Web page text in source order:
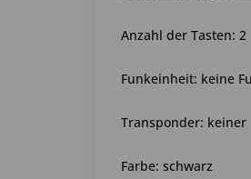
Anzahl der Tasten: 2
Funkeinheit: keine
Transponder: keiner
Farbe: schwarz